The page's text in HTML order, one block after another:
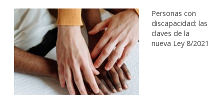
Personas con
discapacidad: las
claves de la
nueva Ley 8/2021